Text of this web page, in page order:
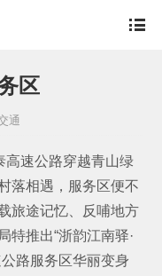
区
通
高速公路穿越青山绿
落相遇，服务区便不
旅途记忆、反哺地方
特推出“浙韵江南驿·
路服务区华丽变身